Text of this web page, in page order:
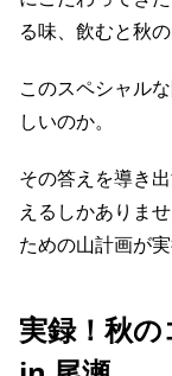
る味、飲むと秋
このスペシャル
しいのか。
その答えを導き
えるしかありま
ための山計画が
実録！秋